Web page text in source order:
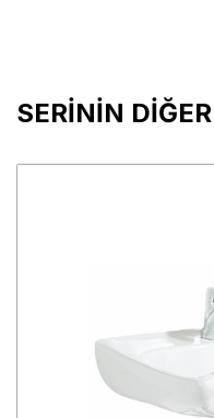
SERİNİN